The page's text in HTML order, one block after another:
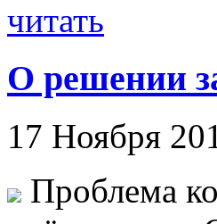
читать
О решении
17 Ноября
Проблема